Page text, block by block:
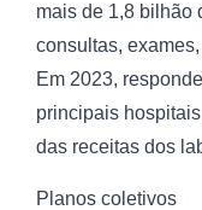
mais de 1,8 bilhão
consultas,
Em 2023,
principais
das receitas dos
Planos coletivos